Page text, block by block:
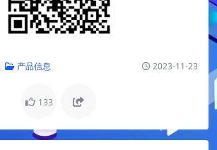
产品信息 2023-11-23
133